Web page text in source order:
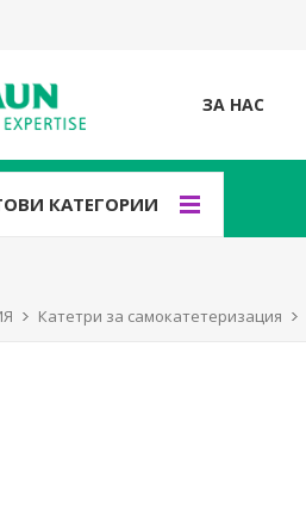
ЗА НАС
КАТЕГОРИИ
Катетри за самокатетеризация